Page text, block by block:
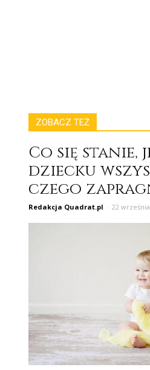
ZOBACZ TEŻ
Co się stanie,
dziecku
czego
Redakcja Quadrat.pl - 22